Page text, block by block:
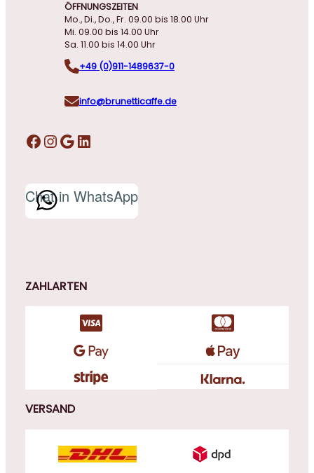
ÖFFNUNGSZEITEN
Mo., Di., Do., Fr. 09.00 bis 18.00 Uhr
Mi. 09.00 bis 14.00 Uhr
Sa. 11.00 bis 14.00 Uhr
+49 (0)911-1489637-0
info@brunetticaffe.de
Facebook InstagramGoogle LinkedIn
Chat in WhatsApp
ZAHLARTEN
VERSAND